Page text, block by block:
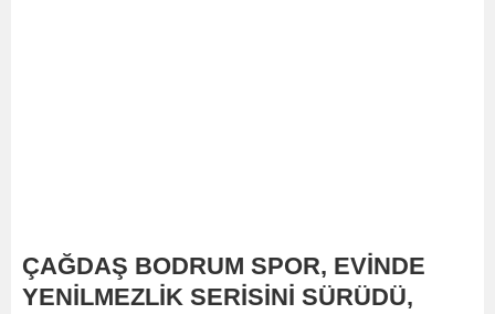
ÇAĞDAŞ BODRUM SPOR, EVİNDE
YENİLMEZLİK SERİSİNİ SÜRÜDÜ,